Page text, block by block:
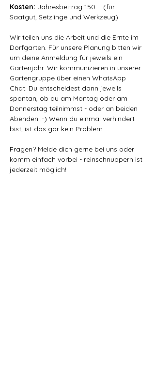
Kosten: Jahresbeitrag 150.-  (für
Saatgut, Setzlinge und Werkzeug)
Wir teilen uns die Arbeit und die Ernte im
Dorfgarten. Für unsere Planung bitten wir
um deine Anmeldung für jeweils ein
Gartenjahr. Wir kommunizieren in unserer
Gartengruppe über einen WhatsApp
Chat. Du entscheidest dann jeweils
spontan, ob du am Montag oder am
Donnerstag teilnimmst - oder an beiden
Abenden :-) Wenn du einmal verhindert
bist, ist das gar kein Problem.
Fragen? Melde dich gerne bei uns oder
komm einfach vorbei - reinschnuppern ist
jederzeit möglich!